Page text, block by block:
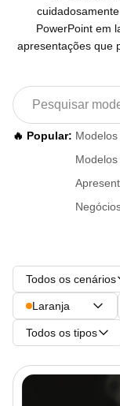
PowerPoint em
apresentações que
🔥 Popular:
Todos os cenários
Laranja
Todos os tipos